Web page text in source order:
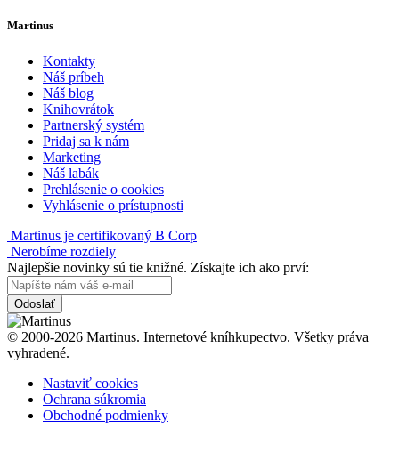
Martinus
Kontakty
Náš príbeh
Náš blog
Knihovrátok
Partnerský systém
Pridaj sa k nám
Marketing
Náš labák
Prehlásenie o cookies
Vyhlásenie o prístupnosti
Martinus je certifikovaný B Corp
Nerobíme rozdiely
Najlepšie novinky sú tie knižné. Získajte ich ako prví:
Odoslať
© 2000-2026 Martinus. Internetové kníhkupectvo. Všetky práva
vyhradené.
Nastaviť cookies
Ochrana súkromia
Obchodné podmienky